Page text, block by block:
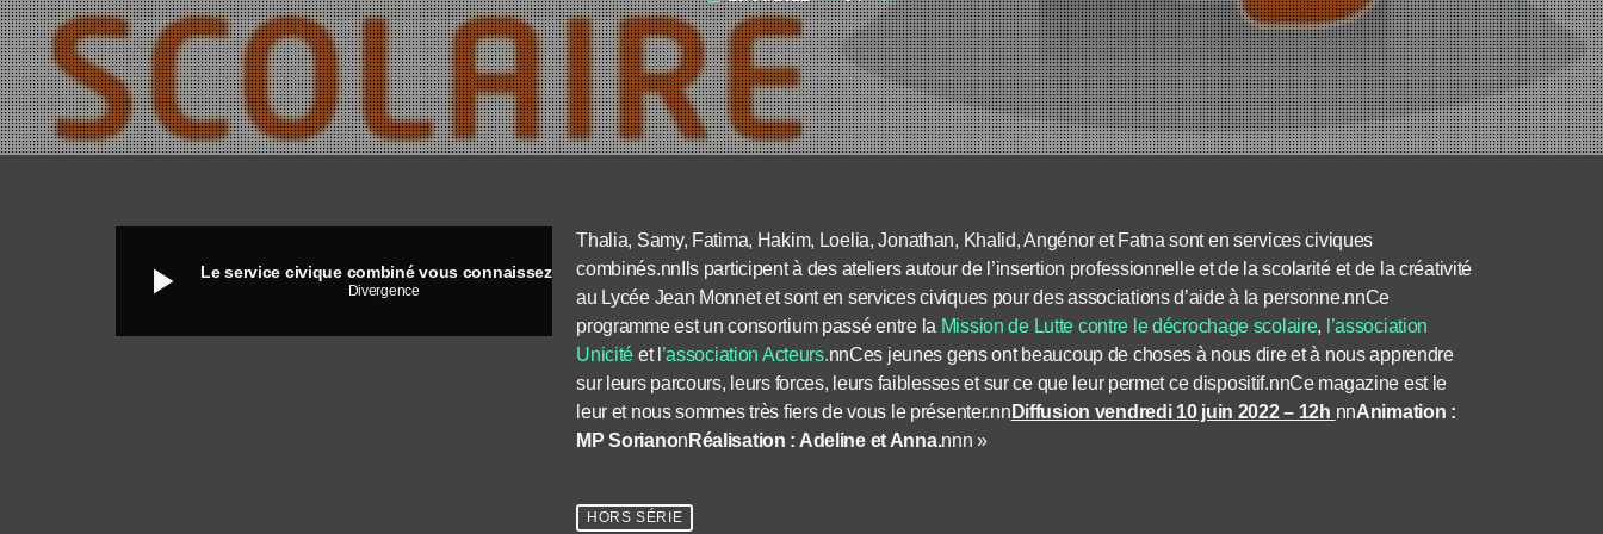
play_arrow Le service civique combiné vous connaissez ?
Divergence
Thalia, Samy, Fatima, Hakim, Loelia, Jonathan, Khalid, Angénor et Fatna sont en services civiques
combinés.nnIls participent à des ateliers autour de l’insertion professionnelle et de la scolarité et de la créativité
au Lycée Jean Monnet et sont en services civiques pour des associations d’aide à la personne.nnCe
programme est un consortium passé entre la Mission de Lutte contre le décrochage scolaire, l’association
Unicité et l ’association Acteurs.nnCes jeunes gens ont beaucoup de choses à nous dire et à nous apprendre
sur leurs parcours, leurs forces, leurs faiblesses et sur ce que leur permet ce dispositif.nnCe magazine est le
leur et nous sommes très fiers de vous le présenter.nn Diffusion vendredi 10 juin 2022 – 12h nnAnimation :
MP Sorianon Réalisation : Adeline et Anna.nnn »
HORS SÉRIE